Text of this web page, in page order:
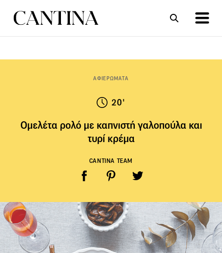
ΑΦΙΕΡΩΜΑΤΑ
20'
Ομελέτα ρολό με καπνιστή γαλοπούλα και
τυρί κρέμα
CANTINA TEAM